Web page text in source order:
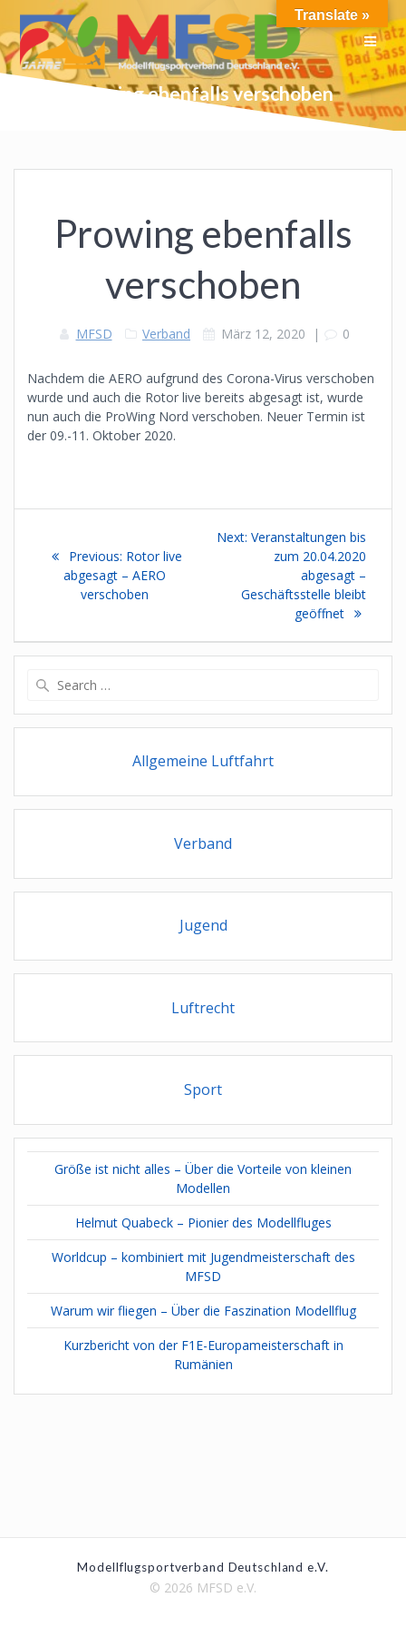
to
content
Prowing ebenfalls verschoben
Prowing ebenfalls
verschoben
MFSD Verband März 12, 2020 | 0
Nachdem die AERO aufgrund des Corona-Virus verschoben
wurde und auch die Rotor live bereits abgesagt ist, wurde
nun auch die ProWing Nord verschoben. Neuer Termin ist
der 09.-11. Oktober 2020.
Beitragsnavigation
Previous: Previous
post:
Rotor live
abgesagt – AERO
verschoben
Next: Next
post:
Veranstaltungen bis
zum 20.04.2020
abgesagt –
Geschäftsstelle bleibt
geöffnet
Allgemeine Luftfahrt
Verband
Jugend
Luftrecht
Sport
Größe ist nicht alles – Über die Vorteile von kleinen
Modellen
Helmut Quabeck – Pionier des Modellfluges
Worldcup – kombiniert mit Jugendmeisterschaft des
MFSD
Warum wir fliegen – Über die Faszination Modellflug
Kurzbericht von der F1E-Europameisterschaft in
Rumänien
Modellflugsportverband Deutschland e.V.
© 2026 MFSD e.V.
Translate »